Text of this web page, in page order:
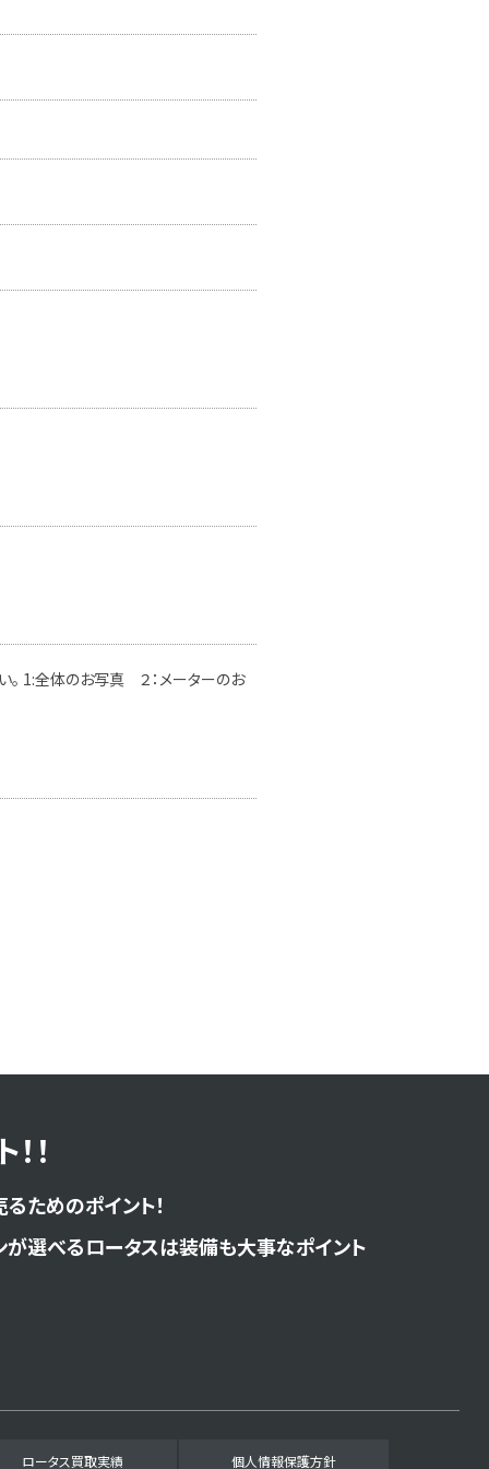
1:全体のお写真 ２：メーターのお
！
ためのポイント！
が選べるロータスは装備も大事なポイント
ロータス買取実績 個人情報保護方針